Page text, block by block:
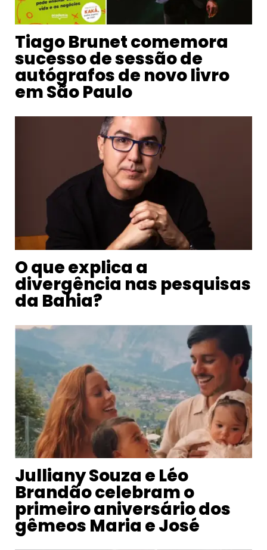
Tiago Brunet comemora
sucesso de sessão de
autógrafos de novo livro
em São Paulo
O que explica a
divergência nas pesquisas
da Bahia?
Julliany Souza e Léo
Brandão celebram o
primeiro aniversário dos
gêmeos Maria e José